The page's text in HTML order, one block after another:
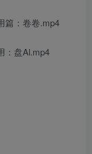
篇：卷卷.mp4
：盘Al.mp4